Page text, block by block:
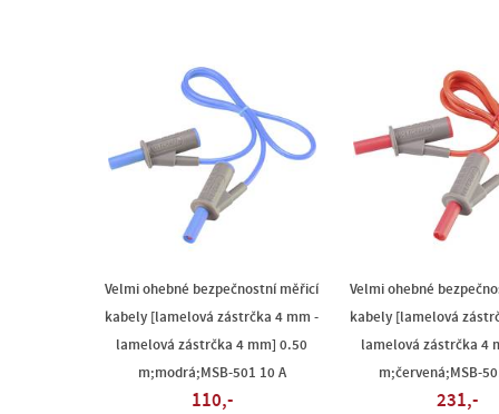
Velmi ohebné bezpečnostní měřicí
kabely [lamelová zástrčka 4 mm -
lamelová zástrčka 4 mm] 0.50
m;modrá;MSB-501 10 A
110,-
Velmi ohebné
kabely [lamelová
lamelová zástrčka 4
m;červená;MSB-
231,-